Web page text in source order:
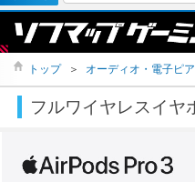
トップ ＞ オーディオ・電子ピ
フルワイヤレスイヤ